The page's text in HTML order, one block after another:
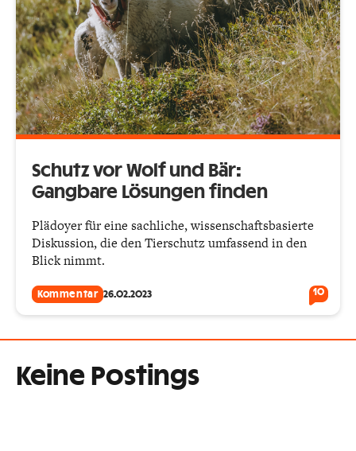
Schutz vor Wolf und Bär:
Gangbare Lösungen finden
Plädoyer für eine sachliche, wissenschaftsbasierte
Diskussion, die den Tierschutz umfassend in den
Blick nimmt.
Kommentar 26.02.2023 10
Keine Postings